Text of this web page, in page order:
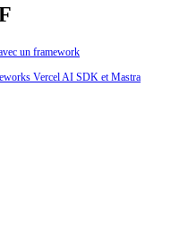
un framework
Vercel AI SDK et Mastra